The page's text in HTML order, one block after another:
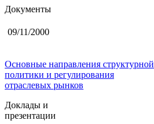
Документы
09/11/2000
Основные направления структурной
политики и регулирования
отраслевых рынков
Доклады и
презентации